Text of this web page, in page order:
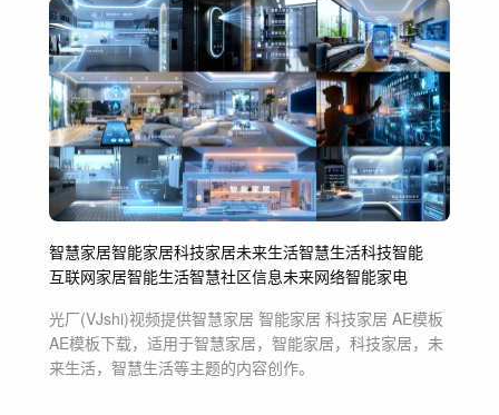
智慧家居智能家居科技家居未来生活智慧生活科技智能
互联网家居智能生活智慧社区信息未来网络智能家电
光厂(VJshi)视频提供智慧家居 智能家居 科技家居 AE模板
AE模板下载，适用于智慧家居，智能家居，科技家居，未
来生活，智慧生活等主题的内容创作。